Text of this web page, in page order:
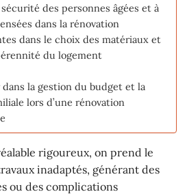
des personnes âgées et à
dans la rénovation
dans le choix des matériaux et
du logement
la gestion du budget et la
lors d’une rénovation
rigoureux, on prend le
inadaptés, générant des
ou des complications